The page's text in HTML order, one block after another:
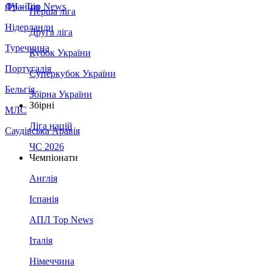
Франція
Нідерланди
Туреччина
Португалія
Бельгія
МЛС
Саудівська Аравія
ЛЧ - Top News
Перша ліга
Друга ліга
Кубок України
Суперкубок України
Збірна України
Збірні
Ліга націй
ЧС 2026
Чемпіонати
Англія
Іспанія
АПЛ Top News
Італія
Німеччина